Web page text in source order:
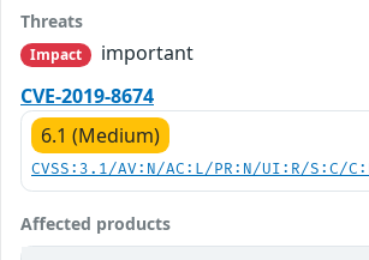
Threats
Impact
important
CVE-2019-8674
6.1 (Medium)
CVSS:3.1/AV:N/AC:L/PR:N/UI:R/S:C/
Affected products